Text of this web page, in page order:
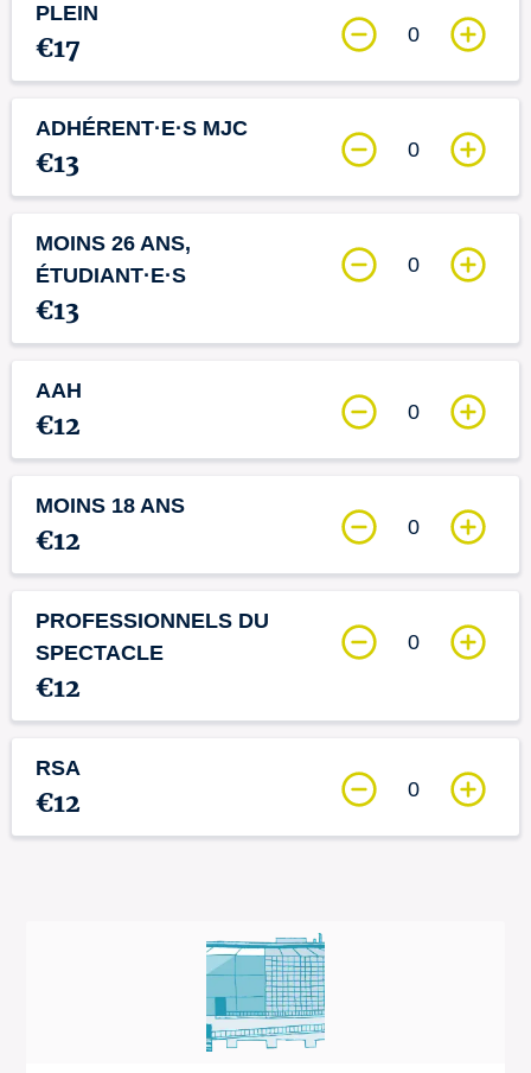
PLEIN
€17 0
ADHÉRENT·E·S MJC
€13 0
MOINS 26 ANS,
ÉTUDIANT·E·S
€13
0
AAH
€12 0
MOINS 18 ANS
€12 0
PROFESSIONNELS DU
SPECTACLE
€12
0
RSA
€12 0